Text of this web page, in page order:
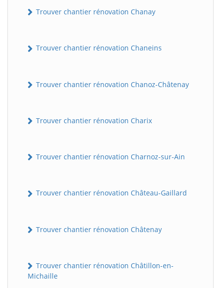
Trouver chantier rénovation Chanay
Trouver chantier rénovation Chaneins
Trouver chantier rénovation Chanoz-Châtenay
Trouver chantier rénovation Charix
Trouver chantier rénovation Charnoz-sur-Ain
Trouver chantier rénovation Château-Gaillard
Trouver chantier rénovation Châtenay
Trouver chantier rénovation Châtillon-en-
Michaille